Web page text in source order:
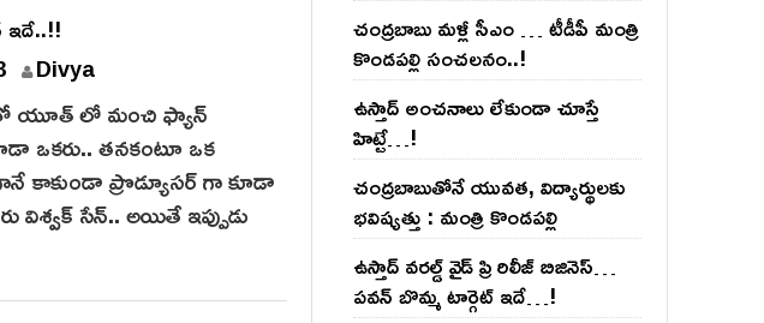
ఇదే..!!
Divya
తో యూత్ లో మంచి ఫ్యాన్
ఒకరు.. తనకంటూ ఒక
గానే కాకుండా ప్రొడ్యూసర్ గా కూడా
విశ్వక్ సేన్.. అయితే ఇప్పుడు
చంద్ర‌బాబు మ‌ళ్లీ సీఎం … టీడీపీ మంత్రి
కొండ‌ప‌ల్లి సంచ‌ల‌నం..!
ఉస్తాద్ అంచ‌నాలు లేకుండా చూస్తే
హిట్టే…!
చంద్ర‌బాబుతోనే యువ‌త‌, విద్యార్థుల‌కు
భ‌విష్య‌త్తు : మంత్రి కొండ‌ప‌ల్లి
ఉస్తాద్ వ‌ర‌ల్డ్ వైడ్ ప్రి రిలీజ్ బిజినెస్‌…
ప‌వ‌న్ బొమ్మ టార్గెట్ ఇదే…!